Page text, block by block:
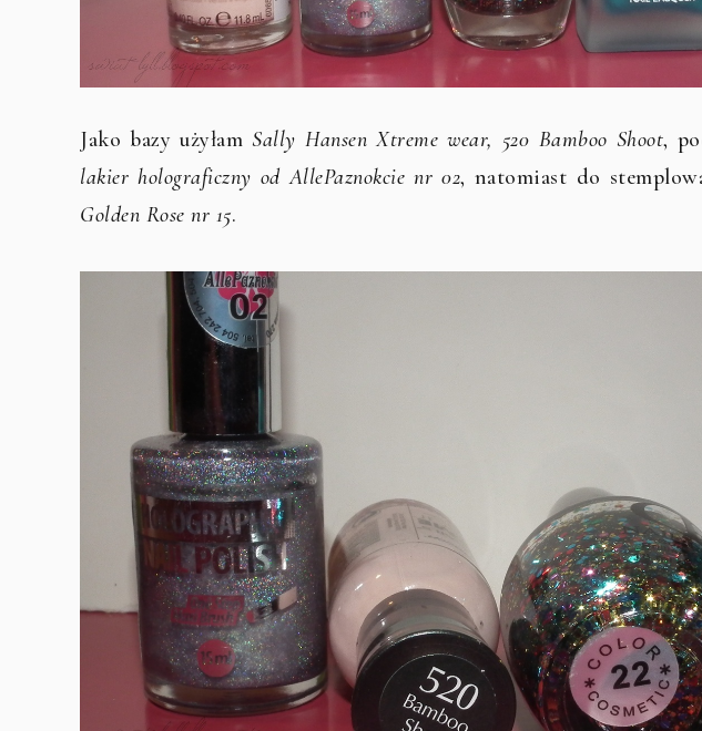
Jako bazy użyłam Sally Hansen Xtreme wear, 520 Bamboo Shoot,
lakier holograficzny od AllePaznokcie nr 02, natomiast do
Golden Rose nr 15.